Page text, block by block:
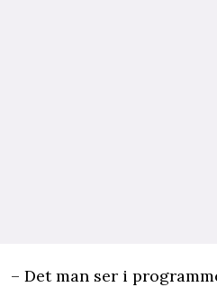
– Det man ser i